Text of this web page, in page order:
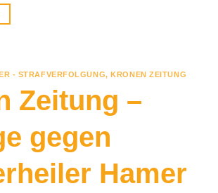
- STRAFVERFOLGUNG,KRONEN ZEITUNG
Zeitung –
gegen
Hamer